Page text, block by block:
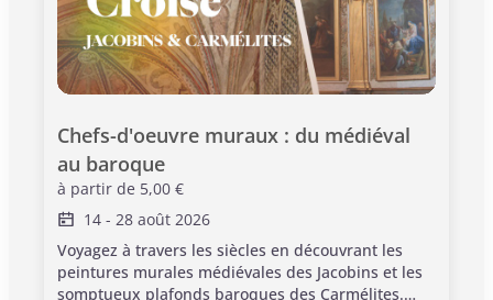
Chefs-d'oeuvre muraux : du médiéval
au baroque
à partir de 5,00 €
14 - 28 août 2026
Voyagez à travers les siècles en découvrant les
peintures murales médiévales des Jacobins et les
somptueux plafonds baroques des Carmélites.